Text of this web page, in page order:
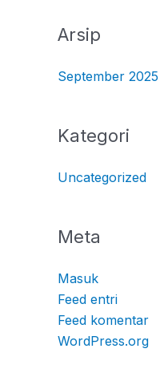
Arsip
September 2025
Kategori
Uncategorized
Meta
Masuk
Feed entri
Feed komentar
WordPress.org